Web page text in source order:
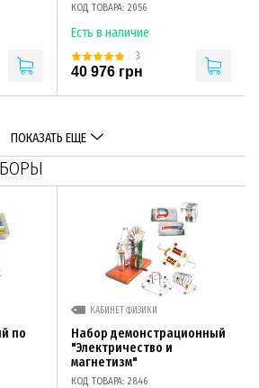
КОД ТОВАРА: 2056
Есть в наличие
3
40 976 грн
ПОКАЗАТЬ ЕЩЕ
по
КАБИНЕТ ФИЗИКИ
Набор демонстрационный
"Электричество и
магнетизм"
КОД ТОВАРА: 2846